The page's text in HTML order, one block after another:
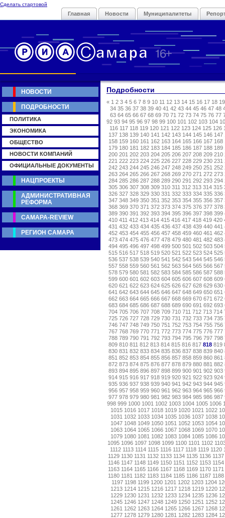
Сделать стартовой
Главная Новости Муниципалитеты
Подробности
« 1 2 3 4 5 6 7 8 9 10 11 12 13 14 15 16 17 18 19
34 35 36 37 38 39 40 41 42 43 44 45 46 47 48
63 64 65 66 67 68 69 70 71 72 73 74 75 76 77
92 93 94 95 96 97 98 99 100 101 102 103 104
116 117 118 119 120 121 122 123 124 125 126
137 138 139 140 141 142 143 144 145 146 147
158 159 160 161 162 163 164 165 166 167 168
179 180 181 182 183 184 185 186 187 188 189
200 201 202 203 204 205 206 207 208 209 210
221 222 223 224 225 226 227 228 229 230 231
242 243 244 245 246 247 248 249 250 251 252
263 264 265 266 267 268 269 270 271 272 273
284 285 286 287 288 289 290 291 292 293 294
305 306 307 308 309 310 311 312 313 314 315
326 327 328 329 330 331 332 333 334 335 336
347 348 349 350 351 352 353 354 355 356 357
368 369 370 371 372 373 374 375 376 377 378
389 390 391 392 393 394 395 396 397 398 399
410 411 412 413 414 415 416 417 418 419 420
431 432 433 434 435 436 437 438 439 440 441
452 453 454 455 456 457 458 459 460 461 462
473 474 475 476 477 478 479 480 481 482 483
494 495 496 497 498 499 500 501 502 503 504
515 516 517 518 519 520 521 522 523 524 525
536 537 538 539 540 541 542 543 544 545 546
557 558 559 560 561 562 563 564 565 566 567
578 579 580 581 582 583 584 585 586 587 588
599 600 601 602 603 604 605 606 607 608 609
620 621 622 623 624 625 626 627 628 629 630
641 642 643 644 645 646 647 648 649 650 651
662 663 664 665 666 667 668 669 670 671 672
683 684 685 686 687 688 689 690 691 692 693
704 705 706 707 708 709 710 711 712 713 714
725 726 727 728 729 730 731 732 733 734 735
746 747 748 749 750 751 752 753 754 755 756
767 768 769 770 771 772 773 774 775 776 777
788 789 790 791 792 793 794 795 796 797 798
809 810 811 812 813 814 815 816 817 818819
830 831 832 833 834 835 836 837 838 839 840
851 852 853 854 855 856 857 858 859 860 861
872 873 874 875 876 877 878 879 880 881 882
893 894 895 896 897 898 899 900 901 902 903
914 915 916 917 918 919 920 921 922 923 924
935 936 937 938 939 940 941 942 943 944 945
956 957 958 959 960 961 962 963 964 965 966
977 978 979 980 981 982 983 984 985 986 987
998 999 1000 1001 1002 1003 1004 1005 1006
1015 1016 1017 1018 1019 1020 1021 1022
1031 1032 1033 1034 1035 1036 1037 1038
1047 1048 1049 1050 1051 1052 1053 1054
1063 1064 1065 1066 1067 1068 1069 1070
1079 1080 1081 1082 1083 1084 1085 1086
1095 1096 1097 1098 1099 1100 1101 1102
1112 1113 1114 1115 1116 1117 1118 1119 1120
1129 1130 1131 1132 1133 1134 1135 1136 1137
1146 1147 1148 1149 1150 1151 1152 1153 1154
1163 1164 1165 1166 1167 1168 1169 1170 1171
1180 1181 1182 1183 1184 1185 1186 1187 1188
1197 1198 1199 1200 1201 1202 1203 1204
1213 1214 1215 1216 1217 1218 1219 1220
1229 1230 1231 1232 1233 1234 1235 1236
1245 1246 1247 1248 1249 1250 1251 1252
1261 1262 1263 1264 1265 1266 1267 1268
1277 1278 1279 1280 1281 1282 1283 1284
НОВОСТИ
ПОДРОБНОСТИ
ПОЛИТИКА
ЭКОНОМИКА
ОБЩЕСТВО
НОВОСТИ КОМПАНИЙ
ОФИЦИАЛЬНЫЕ ДОКУМЕНТЫ
НАЦПРОЕКТЫ
АДМИНИСТРАТИВНАЯ
РЕФОРМА
САМАРА-REVIEW
РЕГИОН САМАРА